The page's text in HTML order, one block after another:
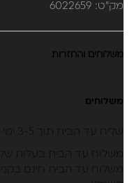
מק"ט: 6022659
משלוחים והחזרות
משלוחים
שליח עד הבית תוך 3-5 ימי עסקים.
משלוח עד הבית בעלות של 30 ש״ח.